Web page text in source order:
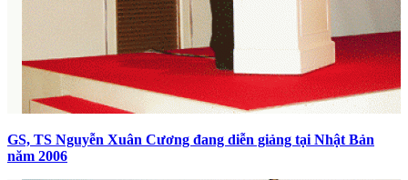
GS, TS Nguyễn Xuân Cương đang diễn giảng tại Nhật Bản
năm 2006